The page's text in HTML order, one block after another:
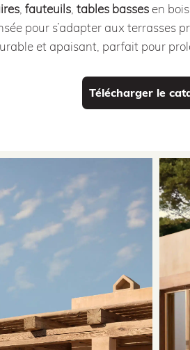
,fauteuils ,tables basses en
pour s’adapter aux terrasses
et apaisant, parfait pour
Télécharger le